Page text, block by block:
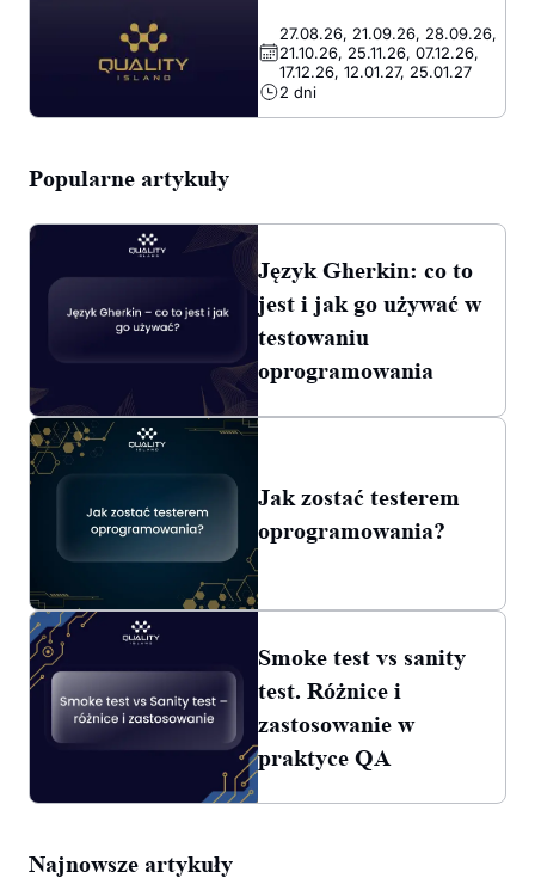
cena
wynosiła:
3299,00 PLN.
cena
wynosi:
2399,00 PLN.
27.08.26, 21.09.26, 28.09.26,
21.10.26, 25.11.26, 07.12.26,
17.12.26, 12.01.27, 25.01.27
2 dni
Popularne artykuły
Język Gherkin: co to
jest i jak go używać w
testowaniu
oprogramowania
Jak zostać testerem
oprogramowania?
Smoke test vs sanity
test. Różnice i
zastosowanie w
praktyce QA
Najnowsze artykuły